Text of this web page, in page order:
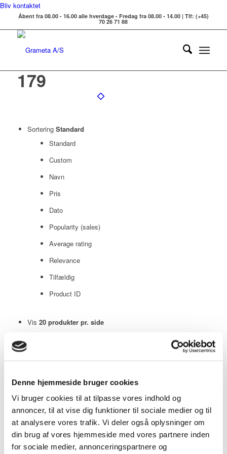
Denne hjemmeside bruger cookies
Vi bruger cookies til at tilpasse vores indhold og
annoncer, til at vise dig funktioner til sociale medier og til
at analysere vores trafik. Vi deler også oplysninger om
din brug af vores hjemmeside med vores partnere inden
for sociale medier, annonceringspartnere og
Bliv kontaktet
Åbent fra 08.00 - 16.00 alle hverdage - Fredag fra 08.00 - 14.00 | Tlf: (+45)
70 26 71 88
179
Sortering Standard
Standard
Custom
Navn
Pris
Dato
Popularity (sales)
Average rating
Relevance
Tilfældig
Product ID
Vis 20 produkter pr. side
Mercury Press press-press
Mercury TEA kuglehanen med press/press tilslutning er
produceret i Italien og er en kraftig kuglehane i messing, med en
speciel resistent tin/nikkel overfladebelægning der i daglig tale